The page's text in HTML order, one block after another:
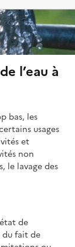
l’eau à
bas, les
usages
et
non
le lavage des
de
du fait de